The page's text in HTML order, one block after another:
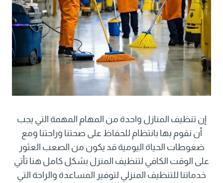
إن تنظيف المنازل واحدة من المهام المهمة التي يجب
أن نقوم بها بانتظام للحفاظ على صحتنا وراحتنا ومع
ضغوطات الحياة اليومية قد يكون من الصعب العثور
على الوقت الكافي لتنظيف المنزل بشكل كامل هنا تأتي
خدماتنا للتنظيف المنزلي لتوفير المساعدة والراحة التي